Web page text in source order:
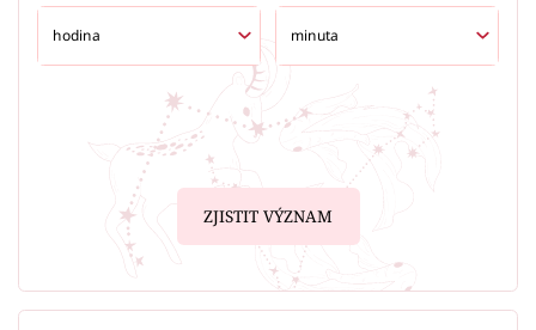
ZJISTIT VÝZNAM